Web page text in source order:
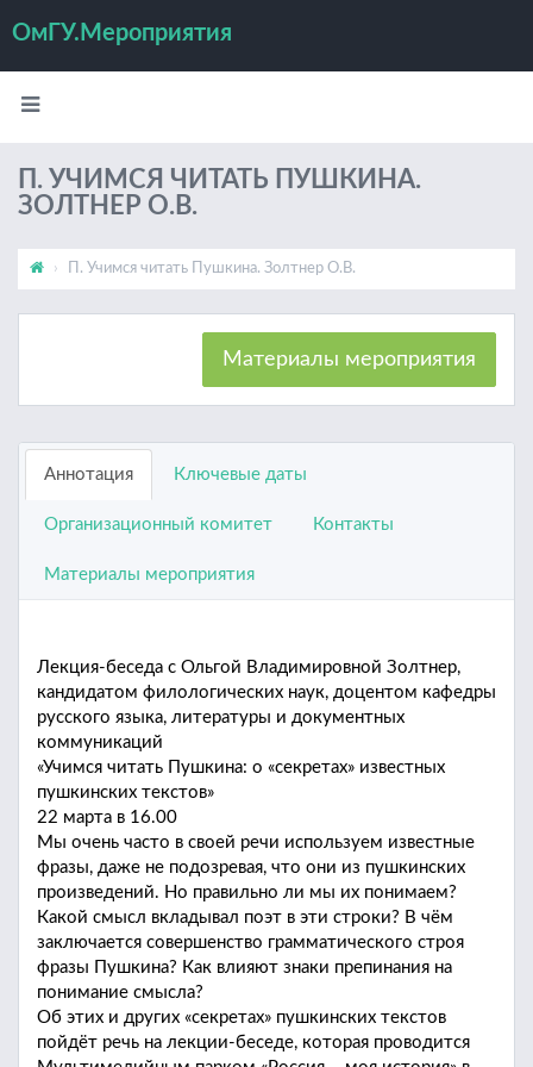
ОмГУ.Мероприятия
П. УЧИМСЯ ЧИТАТЬ ПУШКИНА.
ЗОЛТНЕР О.В.
П. Учимся читать Пушкина. Золтнер О.В.
Материалы мероприятия
Аннотация Ключевые даты
Организационный комитет Контакты
Материалы мероприятия
Лекция-беседа с Ольгой Владимировной Золтнер,
кандидатом филологических наук, доцентом кафедры
русского языка, литературы и документных
коммуникаций
«Учимся читать Пушкина: о «секретах» известных
пушкинских текстов»
22 марта в 16.00
Мы очень часто в своей речи используем известные
фразы, даже не подозревая, что они из пушкинских
произведений. Но правильно ли мы их понимаем?
Какой смысл вкладывал поэт в эти строки? В чём
заключается совершенство грамматического строя
фразы Пушкина? Как влияют знаки препинания на
понимание смысла?
Об этих и других «секретах» пушкинских текстов
пойдёт речь на лекции-беседе, которая проводится